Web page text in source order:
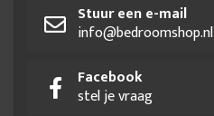
Stuur een e-mail
info@bedroomshop.nl
Facebook
stel je vraag